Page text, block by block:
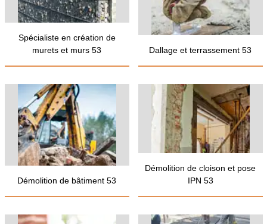
Spécialiste en création de
murets et murs 53
Dallage et terrassement 53
Démolition de bâtiment 53
Démolition de cloison et pose
IPN 53